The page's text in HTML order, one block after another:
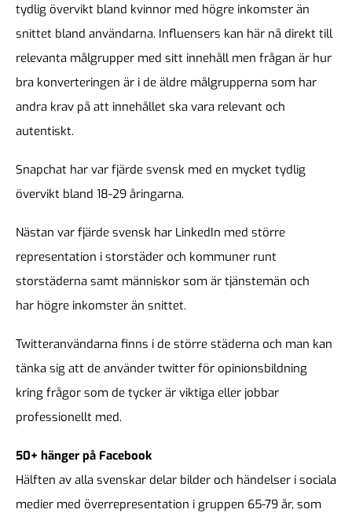
tydlig övervikt bland kvinnor med högre inkomster än
snittet bland användarna. Influensers kan här nå direkt till
relevanta målgrupper med sitt innehåll men frågan är hur
bra konverteringen är i de äldre målgrupperna som har
andra krav på att innehållet ska vara relevant och
autentiskt.
Snapchat har var fjärde svensk med en mycket tydlig
övervikt bland 18-29 åringarna.
Nästan var fjärde svensk har LinkedIn med större
representation i storstäder och kommuner runt
storstäderna samt människor som är tjänstemän och
har högre inkomster än snittet.
Twitteranvändarna finns i de större städerna och man kan
tänka sig att de använder twitter för opinionsbildning
kring frågor som de tycker är viktiga eller jobbar
professionellt med.
50+ hänger på Facebook
Hälften av alla svenskar delar bilder och händelser i sociala
medier med överrepresentation i gruppen 65-79 år, som